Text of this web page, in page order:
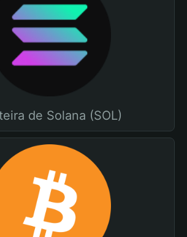
de Solana (SOL)